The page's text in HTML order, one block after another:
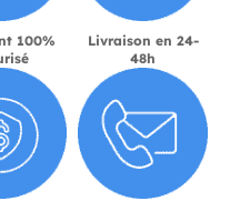
100%
Livraison en 24-
48h